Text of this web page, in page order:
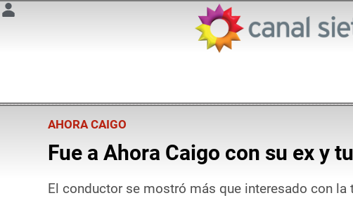
AHORA CAIGO
Fue a Ahora Caigo con su ex y
El conductor se mostró más que interesado con